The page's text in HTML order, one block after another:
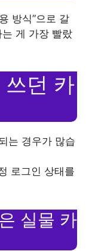
방식”으로 갈
게 가장 빨랐
쓰던 카
는 경우가 많습
로그인 상태를
실물 카